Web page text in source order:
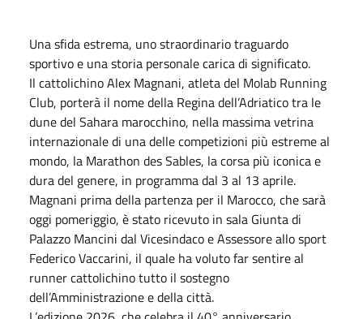
Una sfida estrema, uno straordinario traguardo
sportivo e una storia personale carica di significato.
Il cattolichino Alex Magnani, atleta del Molab Running
Club, porterà il nome della Regina dell’Adriatico tra le
dune del Sahara marocchino, nella massima vetrina
internazionale di una delle competizioni più estreme al
mondo, la Marathon des Sables, la corsa più iconica e
dura del genere, in programma dal 3 al 13 aprile.
Magnani prima della partenza per il Marocco, che sarà
oggi pomeriggio, è stato ricevuto in sala Giunta di
Palazzo Mancini dal Vicesindaco e Assessore allo sport
Federico Vaccarini, il quale ha voluto far sentire al
runner cattolichino tutto il sostegno
dell’Amministrazione e della città.